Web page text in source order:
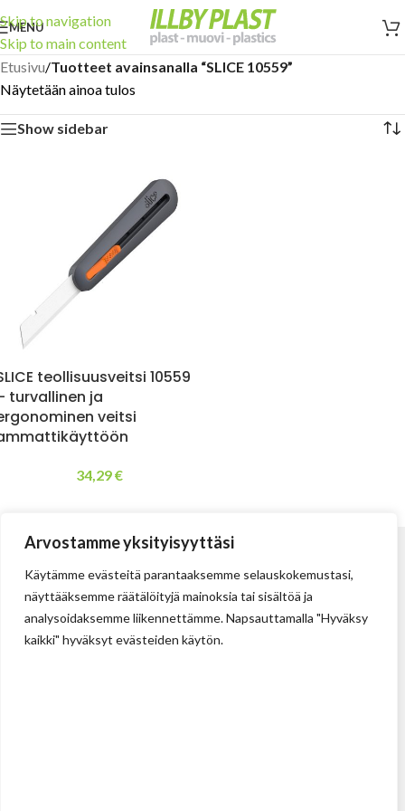
Arvostamme yksityisyyttäsi
Käytämme evästeitä parantaaksemme selauskokemustasi,
näyttääksemme räätälöityjä mainoksia tai sisältöä ja
analysoidaksemme liikennettämme. Napsauttamalla "Hyväksy
kaikki" hyväksyt evästeiden käytön.
Skip to navigation
Skip to main content
MENU
Etusivu/Tuotteet avainsanalla “SLICE 10559”
Näytetään ainoa tulos
Show sidebar
teollisuusveitsi 10559
turvallinen ja
veitsi
34,29€